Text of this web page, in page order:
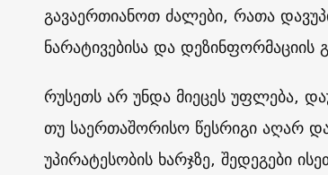
გავაერთიანოთ ძალები, რათა
ნარატივებისა და
რუსეთს არ უნდა მიეცეს უფლება,
თუ საერთაშორისო წესრიგი აღარ
უპირატესობის ხარჯზე, შედეგები